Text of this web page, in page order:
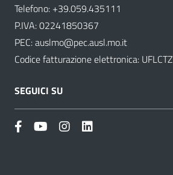
Telefono: +39.059.435111
P.IVA: 02241850367
PEC:auslmo@pec.ausl.mo.it
Codice fatturazione elettronica: UFLCTZ
SEGUICI SU